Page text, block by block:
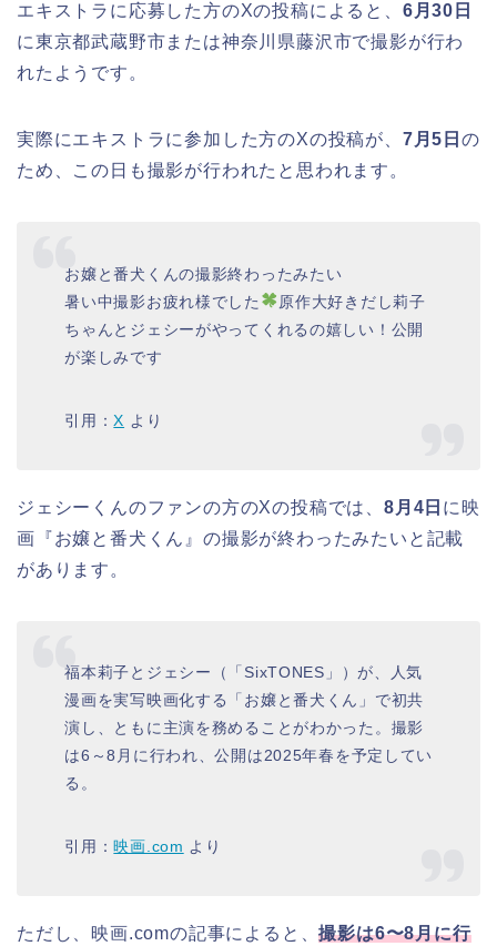
エキストラに応募した方のXの投稿によると、 6月30日
に東京都武蔵野市または神奈川県藤沢市で撮影が行わ
れたようです。
実際にエキストラに参加した方のXの投稿が、 7月5日の
ため、この日も撮影が行われたと思われます。
お嬢と番犬くんの撮影終わったみたい
暑い中撮影お疲れ様でした
原作大好きだし莉子
ちゃんとジェシーがやってくれるの嬉しい！公開
が楽しみです
引用：X より
ジェシーくんのファンの方のXの投稿では、 8月4日 に映
画『お嬢と番犬くん』の撮影が終わったみたいと記載
があります。
福本莉子とジェシー（「SixTONES」）が、人気
漫画を実写映画化する「お嬢と番犬くん」で初共
演し、ともに主演を務めることがわかった。撮影
は6～8月に行われ、公開は2025年春を予定してい
る。
引用：映画.com より
ただし、映画.comの記事によると、撮影は6〜8月に行